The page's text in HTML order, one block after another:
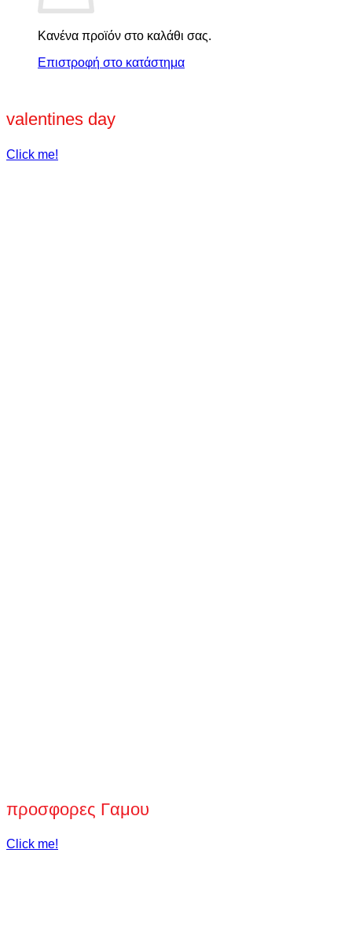
Κανένα προϊόν στο καλάθι σας.
Επιστροφή στο κατάστημα
valentines day
Click me!
προσφορες Γαμου
Click me!